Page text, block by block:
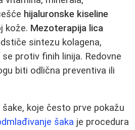
hijaluronske kiseline
kože. Mezoterapija lica
sintezu kolagena,
protiv finih linija. Redovne
biti odlična preventiva ili
koje često prve pokažu
šaka je procedura